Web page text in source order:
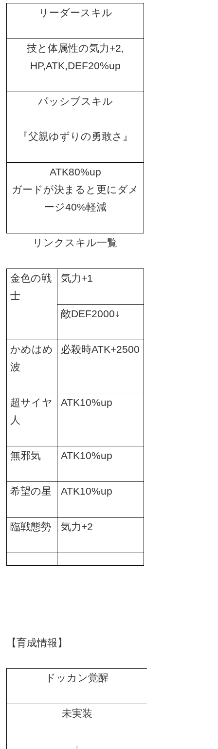
リーダースキル
技と体属性の気力+2,
HP,ATK,DEF20%up
パッシブスキル
『父親ゆずりの勇敢さ』
ATK80%up
ガードが決まると更にダメ
ージ40%軽減
リンクスキル一覧
金色の戦
士
気力+1
敵DEF2000↓
かめはめ
波
必殺時ATK+2500
超サイヤ
人
ATK10%up
無邪気 ATK10%up
希望の星 ATK10%up
臨戦態勢 気力+2
【育成情報】
ドッカン覚醒
未実装